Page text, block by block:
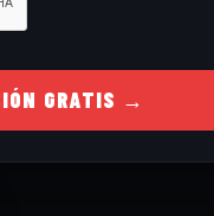
GRATIS →